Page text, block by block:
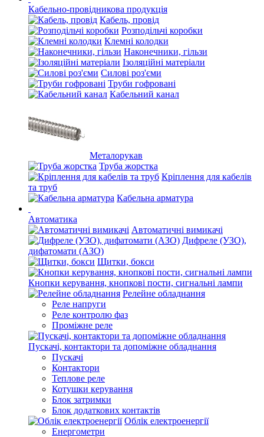
Кабельно-провідникова продукція
Кабель, провід
Розподільчі коробки
Клемні колодки
Наконечники, гільзи
Ізоляційні матеріали
Силові роз'єми
Труби гофровані
Кабельний канал
Металорукав
Труба жорстка
Кріплення для кабелів
та труб
Кабельна арматура
Автоматика
Автоматичні вимикачі
Дифреле (УЗО),
дифатомати (АЗО)
Щитки, бокси
Кнопки керування, кнопкові пости, сигнальні лампи
Релейне обладнання
Реле напруги
Реле контролю фаз
Проміжне реле
Пускачі, контактори та допоміжне обладнання
Пускачі
Контактори
Теплове реле
Котушки керування
Блок затримки
Блок додаткових контактів
Облік електроенергії
Енергометри